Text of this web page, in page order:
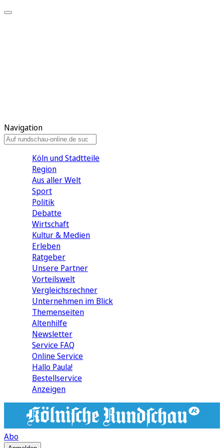
Navigation
Köln und Stadtteile
Region
Aus aller Welt
Sport
Politik
Debatte
Wirtschaft
Kultur & Medien
Erleben
Ratgeber
Unsere Partner
Vorteilswelt
Vergleichsrechner
Unternehmen im Blick
Themenseiten
Altenhilfe
Newsletter
Service FAQ
Online Service
Hallo Paula!
Bestellservice
Anzeigen
Abo